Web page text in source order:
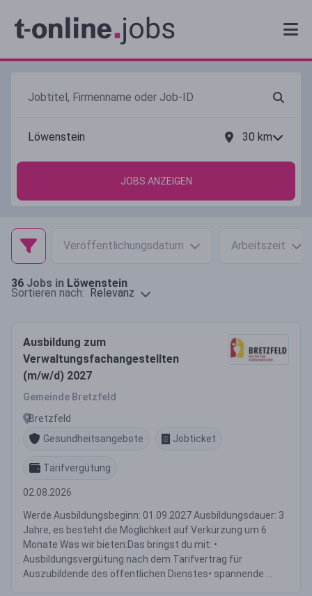
30 km
JOBS ANZEIGEN
Veröffentlichungsdatum Arbeitszeit
36 Jobs in Löwenstein
Sortieren nach: Relevanz
Ausbildung zum
Verwaltungsfachangestellten
(m/w/d) 2027
Gemeinde Bretzfeld
Bretzfeld
Gesundheitsangebote
Jobticket
Tarifvergütung
02.08.2026
Werde Ausbildungsbeginn: 01.09.2027 Ausbildungsdauer: 3
Jahre, es besteht die Möglichkeit auf Verkürzung um 6
Monate Was wir bieten:Das bringst du mit: •
Ausbildungsvergütung nach dem Tarifvertrag für
Auszubildende des öffentlichen Dienstes• spannende ...